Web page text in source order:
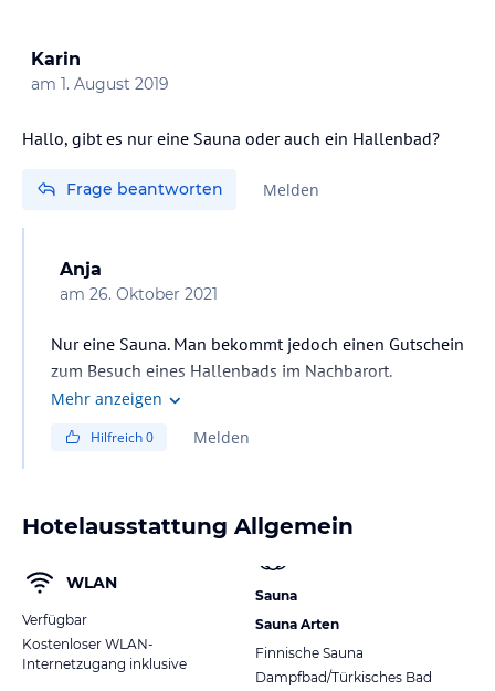
Karin
am 1. August 2019
Hallo, gibt es nur eine Sauna oder auch ein Hallenbad?
Frage beantworten Melden
Anja
am 26. Oktober 2021
Nur eine Sauna. Man bekommt jedoch einen Gutschein
zum Besuch eines Hallenbads im Nachbarort.
Mehr anzeigen
Hilfreich0 Melden
Hotelausstattung Allgemein
WLAN
Verfügbar
Kostenloser WLAN-
Internetzugang inklusive
Sauna
Sauna Arten
Finnische Sauna
Dampfbad/Türkisches Bad